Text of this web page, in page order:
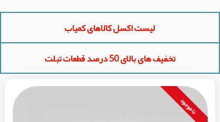
لیست اکسل کالاهای کمیاب
تخفیف های بالای 50 درصد قطعات تبلت
نا موجود